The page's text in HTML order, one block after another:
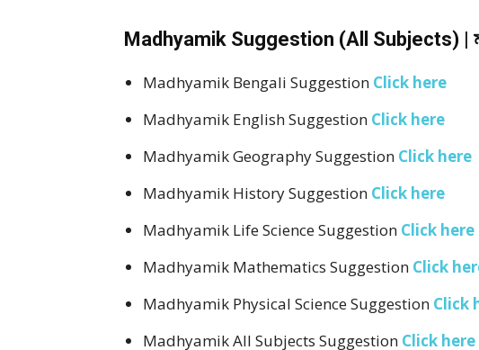
Madhyamik Suggestion (All Subjects) |
Madhyamik Bengali Suggestion Click here
Madhyamik English Suggestion Click here
Madhyamik Geography Suggestion Click here
Madhyamik History Suggestion Click here
Madhyamik Life Science Suggestion Click here
Madhyamik Mathematics Suggestion Click
Madhyamik Physical Science Suggestion Click
Madhyamik All Subjects Suggestion Click here